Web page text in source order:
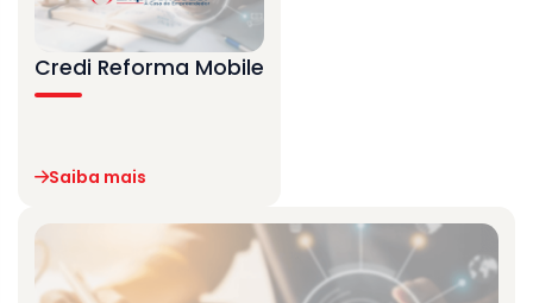
Credi Reforma Mobile
Saiba mais